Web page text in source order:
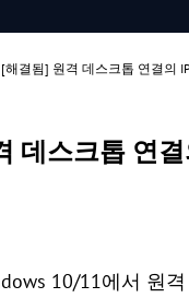
[해결됨] 원격 데스크톱 연결의
데스크톱 연
10/11에서 원